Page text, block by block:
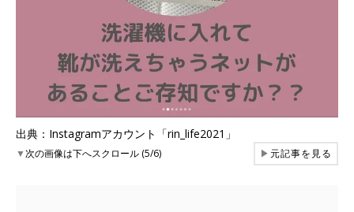
出典：Instagramアカウント「rin_life2021」
▼次の画像は下へスクロール (5/6) ▶元記事を見る